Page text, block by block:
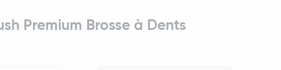
Premium Brosse à Dents